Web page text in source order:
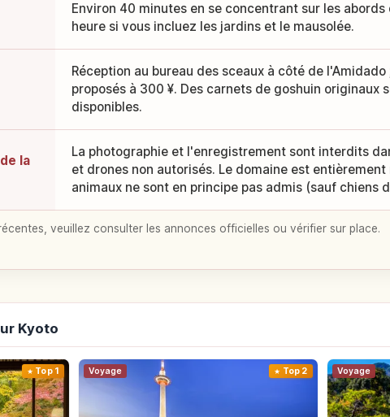
Environ 40 minutes en se concentrant sur les abords
heure si vous incluez les jardins et le mausolée.
Réception au bureau des sceaux à côté de
proposés à 300 ¥. Des carnets de goshuin originaux
disponibles.
la
La photographie et l'enregistrement sont interdits
et drones non autorisés. Le domaine est
animaux ne sont en principe pas admis (sauf chiens
veuillez consulter les annonces officielles ou vérifier sur place.
Kyoto
Top 1 Voyage Top 2 Voyage